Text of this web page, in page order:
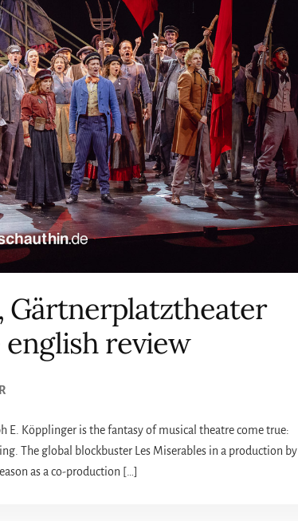
Gärtnerplatztheater
english review
E. Köpplinger is the fantasy of musical theatre come true:
The global blockbuster Les Miserables in a production by
as a co-production […]